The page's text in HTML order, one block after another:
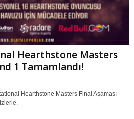
Hearthstone Masters
1 Tamamlandı!
Hearthstone Masters Final Aşaması